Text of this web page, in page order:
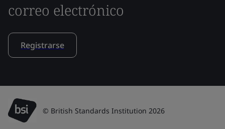
correo electrónico
Registrarse
© British Standards Institution 2026